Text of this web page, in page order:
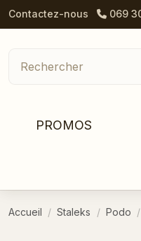
Contactez-nous 069
PROMOS
Accueil Staleks Podo